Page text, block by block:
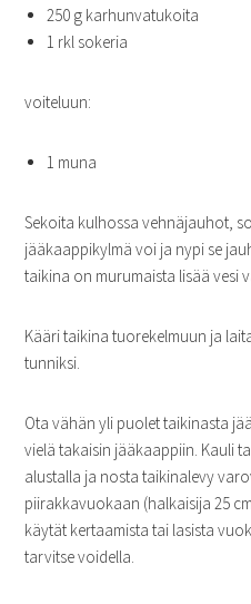
250 g karhunvatukoita
1 rkl sokeria
voiteluun:
1 muna
Sekoita kulhossa vehnäjauhot,
jääkaappikylmä voi ja nypi se
taikina on murumaista lisää vesi
Kääri taikina tuorekelmuun ja
tunniksi.
Ota vähän yli puolet taikinasta
vielä takaisin jääkaappiin. Kauli
alustalla ja nosta taikinalevy
piirakkavuokaan (halkaisija 25
käytät kertaamista tai lasista
tarvitse voidella.